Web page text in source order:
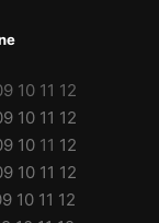
10 11 12
10 11 12
10 11 12
10 11 12
10 11 12